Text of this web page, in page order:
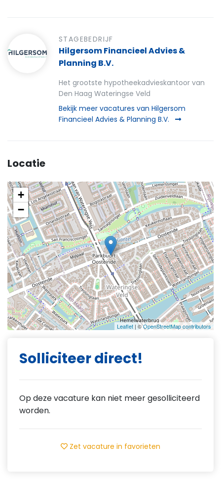
STAGEBEDRIJF
Hilgersom Financieel Advies &
Planning B.V.
Het grootste hypotheekadvieskantoor van
Den Haag Wateringse Veld
Bekijk meer vacatures van Hilgersom
Financieel Advies & Planning B.V.
Locatie
+
−
Leaflet | ©OpenStreetMap contributors
Solliciteer direct!
Op deze vacature kan niet meer gesolliciteerd
worden.
Zet vacature in favorieten